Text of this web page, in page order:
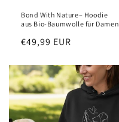
Bond With Nature– Hoodie
aus Bio-Baumwolle für Damen
Regular
€49,99 EUR